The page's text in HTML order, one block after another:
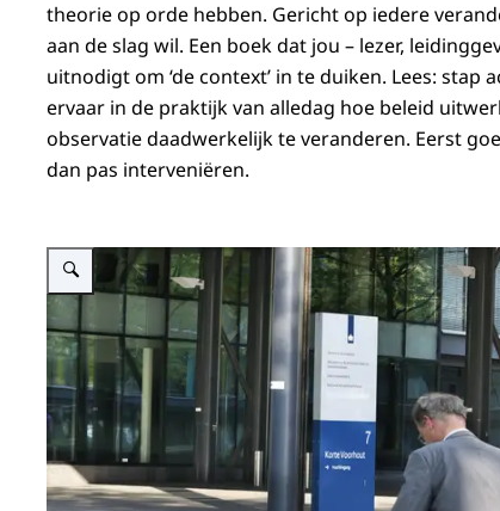
theorie op orde hebben. Gericht op iedere
aan de slag wil. Een boek dat jou – lezer,
uitnodigt om ‘de context’ in te duiken. Lees: stap
ervaar in de praktijk van alledag hoe beleid
observatie daadwerkelijk te veranderen. Eerst
dan pas interveniëren.
Vergroot afbeelding Een man loopt voor een ministeriegebouw